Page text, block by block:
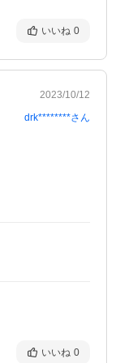
いいね 0
2023/10/12
drk********さん
いいね 0